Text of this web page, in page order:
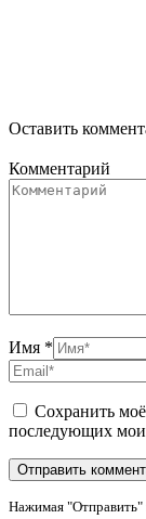
Оставить
Комментарий
Имя *
Сохранить
последующих
Нажимая "Отправить"